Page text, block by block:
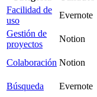
Facilidad de
uso
Evernote
Gestión de
proyectos
Notion
Colaboración Notion
Búsqueda
Evernote